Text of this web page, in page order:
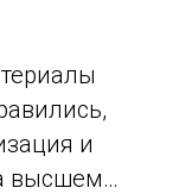
и
высшем